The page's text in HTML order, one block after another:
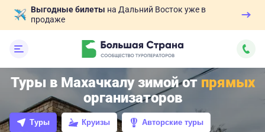
Выгодные билеты на Дальний Восток уже в
продаже
Туры в Махачкалу зимой отпрямых
организаторов
Туры Круизы Авторские туры